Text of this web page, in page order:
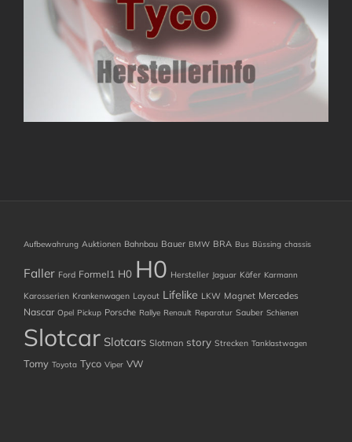
Aufbewahrung Auktionen Bahnbau Bauer BMW BRA Bus Büssing chassis
Faller Ford Formel1 H0 H0 Hersteller Jaguar Käfer Karmann
Karosserien Krankenwagen Layout Lifelike LKW Magnet Mercedes
Nascar Opel Pickup Porsche Rallye Renault Reparatur Sauber Schienen
Slotcar Slotcars Slotman story Strecken Tanklastwagen
Tomy Toyota Tyco Viper VW